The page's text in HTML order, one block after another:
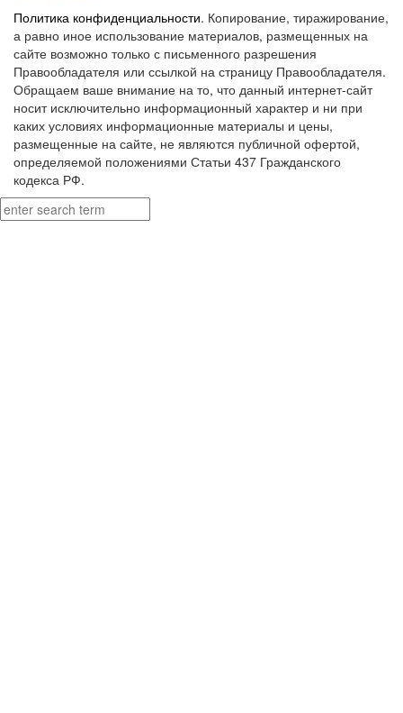
Политика конфиденциальности. Копирование, тиражирование,
а равно иное использование материалов, размещенных на
сайте возможно только с письменного разрешения
Правообладателя или ссылкой на страницу Правообладателя.
Обращаем ваше внимание на то, что данный интернет-сайт
носит исключительно информационный характер и ни при
каких условиях информационные материалы и цены,
размещенные на сайте, не являются публичной офертой,
определяемой положениями Статьи 437 Гражданского
кодекса РФ.